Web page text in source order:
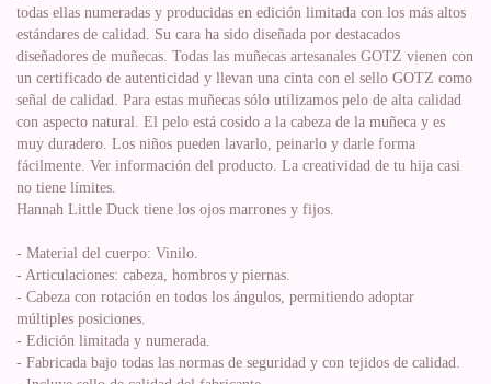
todas ellas numeradas y producidas en edición limitada con los más altos
estándares de calidad. Su cara ha sido diseñada por destacados
diseñadores de muñecas. Todas las muñecas artesanales GOTZ vienen con
un certificado de autenticidad y llevan una cinta con el sello GOTZ como
señal de calidad. Para estas muñecas sólo utilizamos pelo de alta calidad
con aspecto natural. El pelo está cosido a la cabeza de la muñeca y es
muy duradero. Los niños pueden lavarlo, peinarlo y darle forma
fácilmente. Ver información del producto. La creatividad de tu hija casi
no tiene límites.
Hannah Little Duck tiene los ojos marrones y fijos.
- Material del cuerpo: Vinilo.
- Articulaciones: cabeza, hombros y piernas.
- Cabeza con rotación en todos los ángulos, permitiendo adoptar
múltiples posiciones.
- Edición limitada y numerada.
- Fabricada bajo todas las normas de seguridad y con tejidos de calidad.